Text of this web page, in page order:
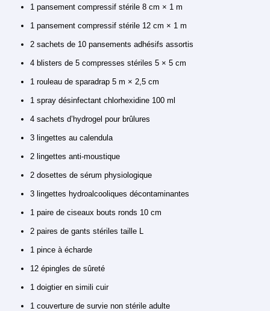
1 pansement compressif stérile 8 cm × 1 m
1 pansement compressif stérile 12 cm × 1 m
2 sachets de 10 pansements adhésifs assortis
4 blisters de 5 compresses stériles 5 × 5 cm
1 rouleau de sparadrap 5 m × 2,5 cm
1 spray désinfectant chlorhexidine 100 ml
4 sachets d’hydrogel pour brûlures
3 lingettes au calendula
2 lingettes anti-moustique
2 dosettes de sérum physiologique
3 lingettes hydroalcooliques décontaminantes
1 paire de ciseaux bouts ronds 10 cm
2 paires de gants stériles taille L
1 pince à écharde
12 épingles de sûreté
1 doigtier en simili cuir
1 couverture de survie non stérile adulte